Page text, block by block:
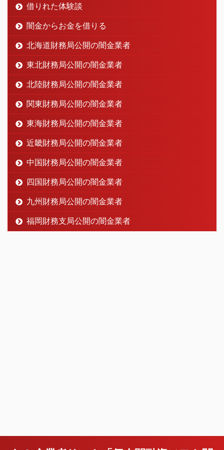
借りれた体験談
闇金からお金を借りる
北海道財務局公開の闇金業者
東北財務局公開の闇金業者
北陸財務局公開の闇金業者
関東財務局公開の闇金業者
東海財務局公開の闇金業者
近畿財務局公開の闇金業者
中国財務局公開の闇金業者
四国財務局公開の闇金業者
九州財務局公開の闇金業者
福岡財務支局公開の闇金業者